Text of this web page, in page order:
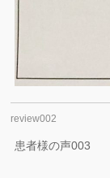
review002
患者様の声003